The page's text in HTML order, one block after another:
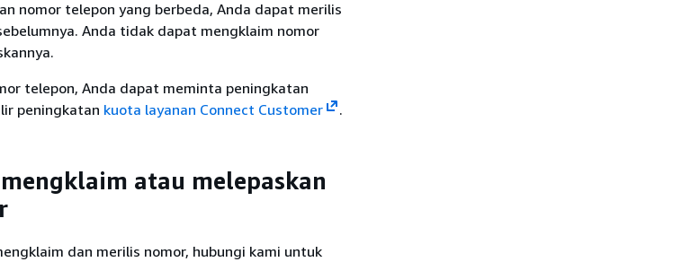
nomor telepon yang berbeda, Anda dapat merilis
Anda tidak dapat mengklaim nomor
telepon, Anda dapat meminta peningkatan
peningkatan kuota layanan Connect Customer .
atau melepaskan
dan merilis nomor, hubungi kami untuk